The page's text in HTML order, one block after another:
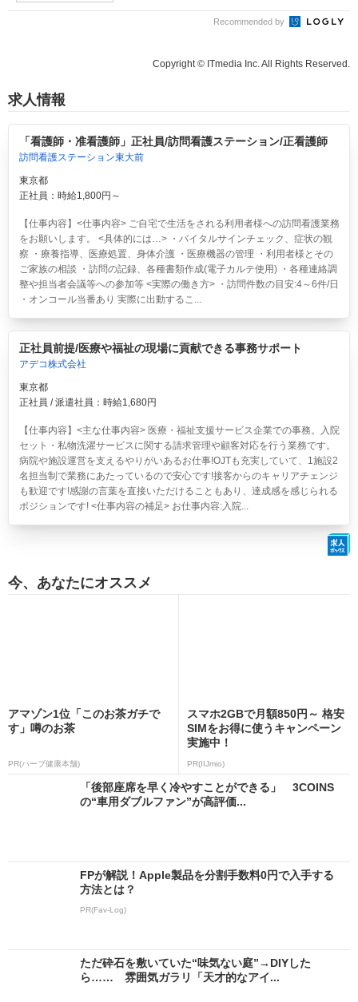
Recommended by
Copyright © ITmedia Inc. All Rights Reserved.
求人情報
「看護師・准看護師」正社員/訪問看護ステーション/正看護師
訪問看護ステーション東大前
東京都
正社員：時給1,800円～
【仕事内容】<仕事内容> ご自宅で生活をされる利用者様への訪問看護業務
をお願いします。 <具体的には…> ・バイタルサインチェック、症状の観
察 ・療養指導、医療処置、身体介護 ・医療機器の管理 ・利用者様とその
ご家族の相談 ・訪問の記録、各種書類作成(電子カルテ使用) ・各種連絡調
整や担当者会議等への参加等 <実際の働き方> ・訪問件数の目安:4～6件/日
・オンコール当番あり 実際に出動するこ...
正社員前提/医療や福祉の現場に貢献できる事務サポート
アデコ株式会社
東京都
正社員 / 派遣社員：時給1,680円
【仕事内容】<主な仕事内容> 医療・福祉支援サービス企業での事務。入院
セット・私物洗濯サービスに関する請求管理や顧客対応を行う業務です。
病院や施設運営を支えるやりがいあるお仕事!OJTも充実していて、1施設2
名担当制で業務にあたっているので安心です!接客からのキャリアチェンジ
も歓迎です!感謝の言葉を直接いただけることもあり、達成感を感じられる
ポジションです! <仕事内容の補足> お仕事内容:入院...
今、あなたにオススメ
アマゾン1位「このお茶ガチで
す」噂のお茶
PR(ハーブ健康本舗)
スマホ2GBで月額850円～ 格安
SIMをお得に使うキャンペーン
実施中！
PR(IIJmio)
「後部座席を早く冷やすことができる」 3COINS
の“車用ダブルファン”が高評価...
FPが解説！Apple製品を分割手数料0円で入手する
方法とは？
PR(Fav-Log)
ただ砕石を敷いていた“味気ない庭”→DIYした
ら…… 雰囲気ガラリ「天才的なアイ...